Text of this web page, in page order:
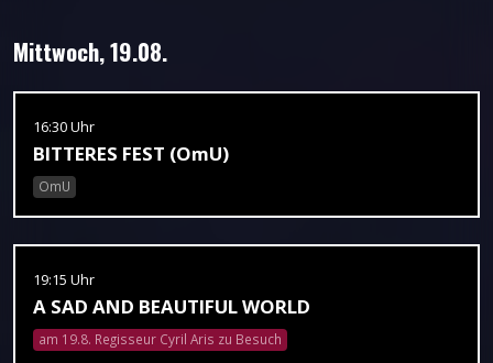
Mittwoch, 19.08.
16:30 Uhr
BITTERES FEST (OmU)
OmU
19:15 Uhr
A SAD AND BEAUTIFUL WORLD
am 19.8. Regisseur Cyril Aris zu Besuch